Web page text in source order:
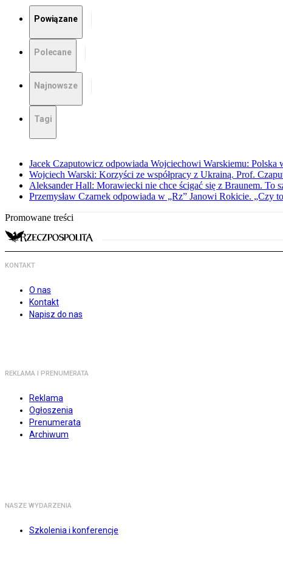
Powiązane
Polecane
Najnowsze
Tagi
Jacek Czaputowicz odpowiada Wojciechowi Warskiemu: Polska
Wojciech Warski: Korzyści ze współpracy z Ukrainą. Prof.
Aleksander Hall: Morawiecki nie chce ścigać się z Braunem. To
Przemysław Czarnek odpowiada w „Rz” Janowi Rokicie. „Czy
Promowane treści
KONTAKT
O nas
Kontakt
Napisz do nas
REKLAMA I PRENUMERATA
Reklama
Ogłoszenia
Prenumerata
Archiwum
NASZE WYDARZENIA
Szkolenia i konferencje